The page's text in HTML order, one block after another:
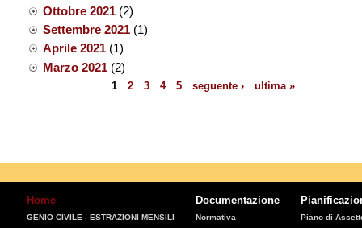
Ottobre 2021(2)
Settembre 2021(1)
Aprile 2021(1)
Marzo 2021(2)
1 2 3 4 5 seguente › ultima »
Home
GENIO CIVILE - ESTRAZIONI MENSILI
Documentazione
Normativa
Piano di